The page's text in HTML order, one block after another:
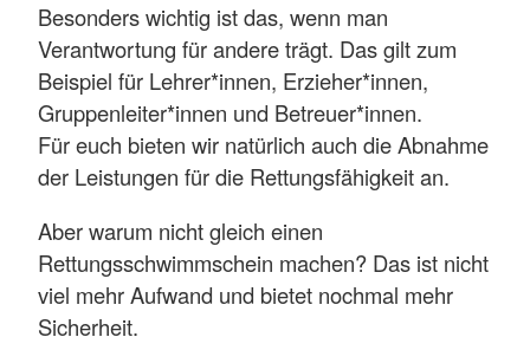
Besonders wichtig ist das, wenn man
Verantwortung für andere trägt. Das gilt zum
Beispiel für Lehrer*innen, Erzieher*innen,
Gruppenleiter*innen und Betreuer*innen.
Für euch bieten wir natürlich auch die Abnahme
der Leistungen für die Rettungsfähigkeit an.
Aber warum nicht gleich einen
Rettungsschwimmschein machen? Das ist nicht
viel mehr Aufwand und bietet nochmal mehr
Sicherheit.